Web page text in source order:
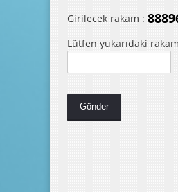
Girilecek rakam :
Lütfen yukarıdaki